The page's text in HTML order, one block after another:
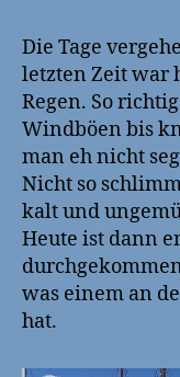
Die Tage
letzten Zeit war
Regen. So
Windböen bis
man eh nicht
Nicht so
kalt und
Heute ist dann
was einem an
hat.